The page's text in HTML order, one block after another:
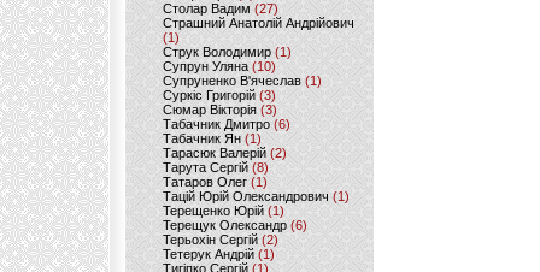
Столар Вадим(27)
Страшний Анатолій Андрійович
(1)
Струк Володимир (1)
Супрун Уляна (10)
Супруненко В'ячеслав (1)
Суркіс Григорій (3)
Сюмар Вікторія (3)
Табачник Дмитро (6)
Табачник Ян(1)
Тарасюк Валерій (2)
Тарута Сергій (8)
Татаров Олег(1)
Тацій Юрій Олександрович(1)
Терещенко Юрій(1)
Терещук Олександр(6)
Терьохін Сергій (2)
Тетерук Андрій (1)
Тигіпко Сергій(1)